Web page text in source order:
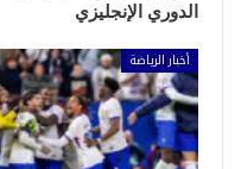
الدوري الإنجليزي
أخبار الرياضة